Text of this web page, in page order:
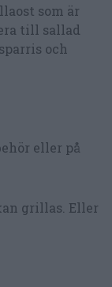
som är
till sallad
och
eller på
grillas. Eller